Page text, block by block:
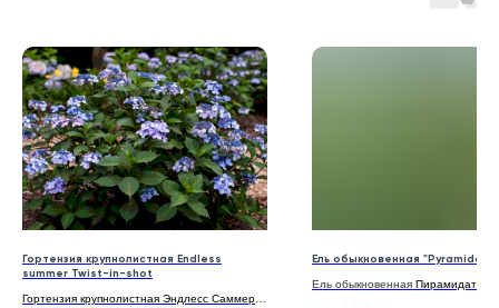
Гортензия крупнолистная Endless
summer Twist-in-shot
Гортензия крупнолистная Эндлесс Саммер
Ель обыкновенная "Pyramidata"
Ель обыкновенная Пирамидата